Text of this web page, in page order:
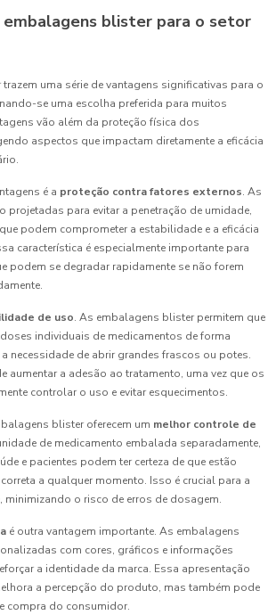
embalagens blister para o setor
uma série de vantagens significativas para o
se uma escolha preferida para muitos
vão além da proteção física dos
aspectos que impactam diretamente a eficácia
é a proteção contra fatores externos. As
projetadas para evitar a penetração de umidade,
podem comprometer a estabilidade e a eficácia
característica é especialmente importante para
podem se degradar rapidamente se não forem
de uso. As embalagens blister permitem que
individuais de medicamentos de forma
necessidade de abrir grandes frascos ou potes.
aumentar a adesão ao tratamento, uma vez que os
controlar o uso e evitar esquecimentos.
blister oferecem um melhor controle de
de medicamento embalada separadamente,
e pacientes podem ter certeza de que estão
a qualquer momento. Isso é crucial para a
minimizando o risco de erros de dosagem.
é outra vantagem importante. As embalagens
com cores, gráficos e informações
a identidade da marca. Essa apresentação
a percepção do produto, mas também pode
compra do consumidor.